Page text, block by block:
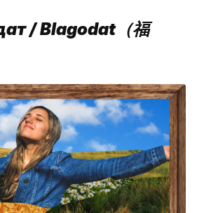
/ Blagodat（福